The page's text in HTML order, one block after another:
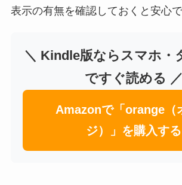
表示の有無を確認しておくと安心で
＼ Kindle版ならスマホ・
ですぐ読める ／
Amazonで「orange（
ジ）」を購入する